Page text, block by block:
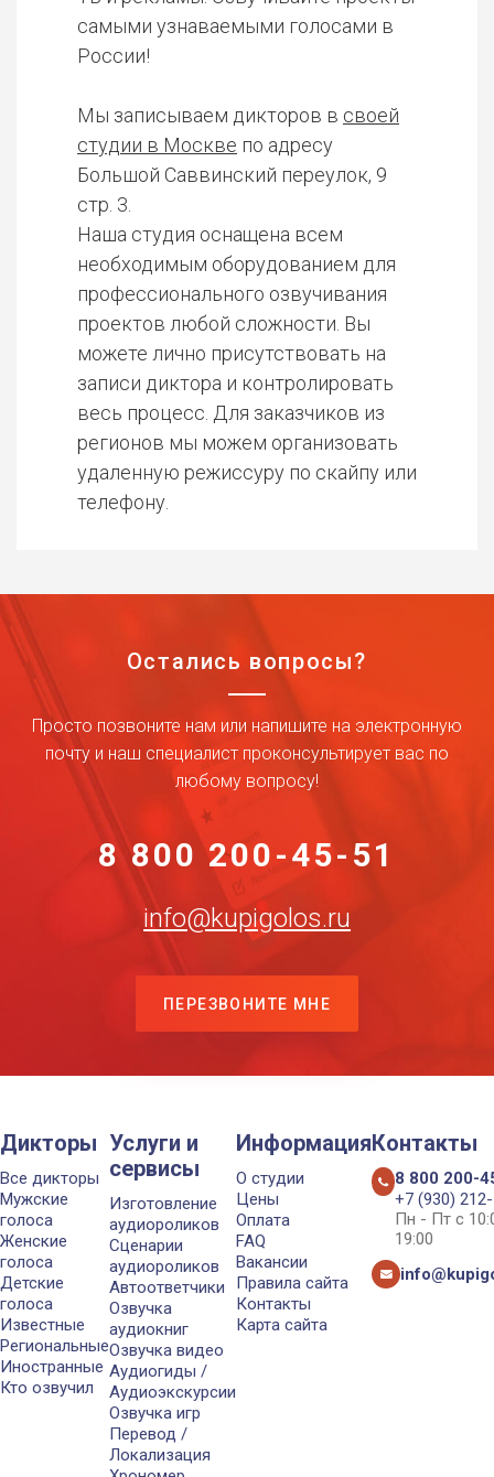
самыми узнаваемыми голосами в
России!
Мы записываем дикторов в своей
студии в Москве по адресу
Большой Саввинский переулок, 9
стр. 3.
Наша студия оснащена всем
необходимым оборудованием для
профессионального озвучивания
проектов любой сложности. Вы
можете лично присутствовать на
записи диктора и контролировать
весь процесс. Для заказчиков из
регионов мы можем организовать
удаленную режиссуру по скайпу или
телефону.
Остались вопросы?
Просто позвоните нам или напишите на электронную
почту и наш специалист проконсультирует вас по
любому вопросу!
8 800 200-45-51
info@kupigolos.ru
ПЕРЕЗВОНИТЕ МНЕ
Дикторы
Все дикторы
Мужские
голоса
Женские
голоса
Детские
голоса
Известные
Региональные
Иностранные
Кто озвучил
Услуги и
сервисы
Изготовление
аудиороликов
Сценарии
аудиороликов
Автоответчики
Озвучка
аудиокниг
Озвучка видео
Аудиогиды /
Аудиоэкскурсии
Озвучка игр
Перевод /
Локализация
Информация
О студии
Цены
Оплата
FAQ
Вакансии
Правила сайта
Контакты
Карта сайта
Контакты
8 800 200-
+7 (930)
Пн - Пт с
19:00